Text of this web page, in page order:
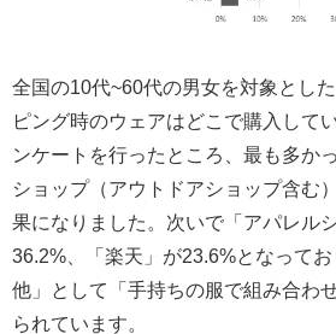
全国の10代~60代の男女を対象とし
ピング時のウェアはどこで購入して
ンケートを行ったところ、最も多か
ショップ（アウトドアショップ含む
果になりました。次いで「アパレル
36.2%、「楽天」が23.6%となって
他」として「手持ちの服で組み合わ
られています。